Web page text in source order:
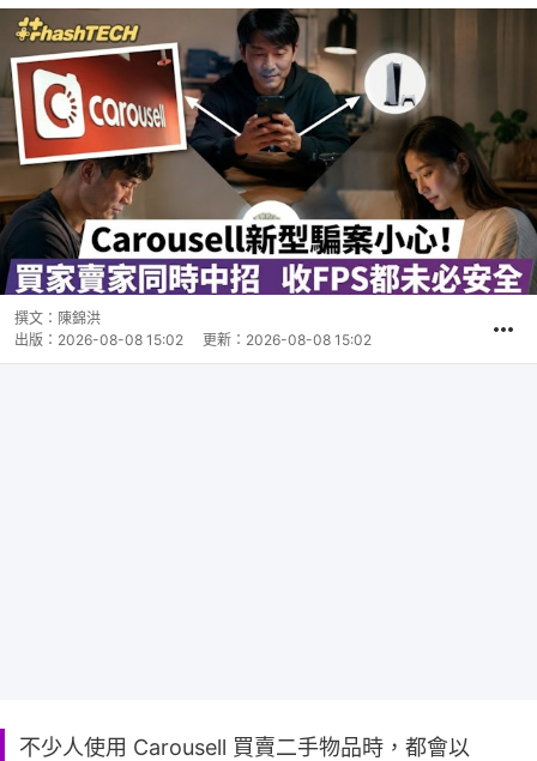
撰文： 陳錦洪
出版： 2026-08-08 15:02 更新： 2026-08-08 15:02
不少人使用 Carousell 買賣二手物品時，都會以